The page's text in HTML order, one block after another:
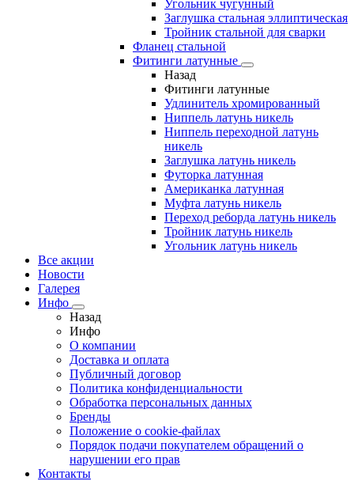
Угольник чугунный
Заглушка стальная эллиптическая
Тройник стальной для сварки
Фланец стальной
Фитинги латунные
Назад
Фитинги латунные
Удлинитель хромированный
Ниппель латунь никель
Ниппель переходной латунь
никель
Заглушка латунь никель
Футорка латунная
Американка латунная
Муфта латунь никель
Переход реборда латунь никель
Тройник латунь никель
Угольник латунь никель
Все акции
Новости
Галерея
Инфо
Назад
Инфо
О компании
Доставка и оплата
Публичный договор
Политика конфиденциальности
Обработка персональных данных
Бренды
Положение о cookie-файлах
Порядок подачи покупателем обращений о
нарушении его прав
Контакты